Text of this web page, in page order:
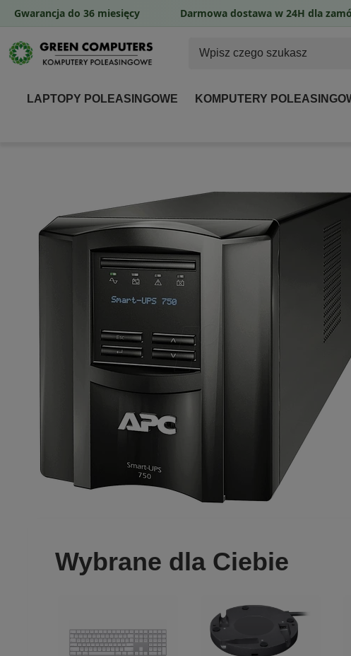
LAPTOPY POLEASINGOWE KOMPUTERY
Wybrane dla Ciebie
Gwarancja do 36 miesięcy Darmowa dostawa w 24H dla